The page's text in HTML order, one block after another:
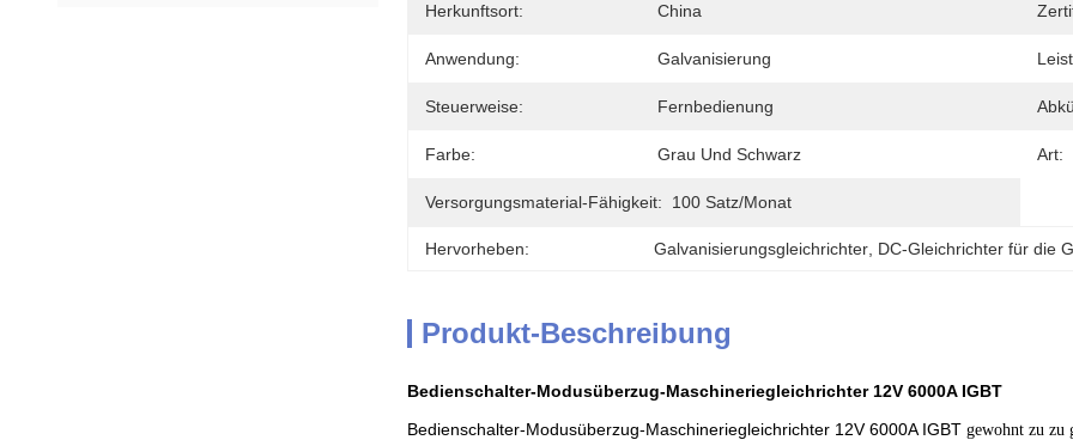
Herkunftsort: China
Anwendung: Galvanisierung
Steuerweise: Fernbedienung
Farbe: Grau Und Schwarz Art:
Versorgungsmaterial-Fähigkeit: 100 Satz/Monat
Hervorheben: Galvanisierungsgleichrichter DC-Gleichrichter für die
Produkt-Beschreibung
Bedienschalter-Modusüberzug-Maschineriegleichrichter 12V 6000A IGBT
Bedienschalter-Modusüberzug-Maschineriegleichrichter 12V 6000A IGBT gewohnt zu zu